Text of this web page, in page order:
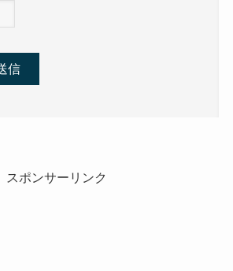
スポンサーリンク